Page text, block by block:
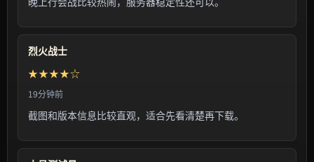
烈火战士
★★★★☆
19分钟前
截图和版本信息比较直观，适合先看清楚再下载。